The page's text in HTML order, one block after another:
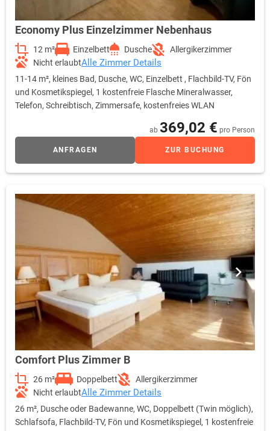
Economy Plus Einzelzimmer Nebenhaus
12 m² Einzelbett Dusche
Allergikerzimmer
Nicht erlaubtAlle Zimmer Details
11-14 m², kleines Bad, Dusche, WC, Einzelbett , Flachbild-TV, Fön
und Kosmetikspiegel, 1 kostenfreie Flasche Mineralwasser,
Telefon, Schreibtisch, Zimmersafe, kostenfreies WLAN
ab 369,02 € pro Person
ANFRAGEN ZUR BUCHUNG
Comfort Plus Zimmer B
26 m² Doppelbett
Allergikerzimmer
Nicht erlaubtAlle Zimmer Details
26 m², Dusche oder Badewanne, WC, Doppelbett (Twin möglich),
Schlafsofa, Flachbild-TV, Fön und Kosmetikspiegel, 1 kostenfreie